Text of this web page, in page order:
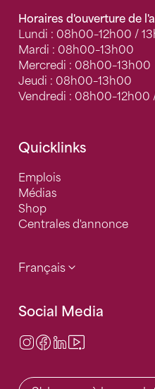
Horaires d'ouverture de
Lundi : 08h00–12h00 /
Mardi : 08h00–13h00
Mercredi : 08h00–13h00
Jeudi : 08h00–13h00
Vendredi : 08h00–12h00
Quicklinks
Emplois
Médias
Shop
Centrales d'annonce
Français
Social Media
Instagram
Facebook
LinkedIn